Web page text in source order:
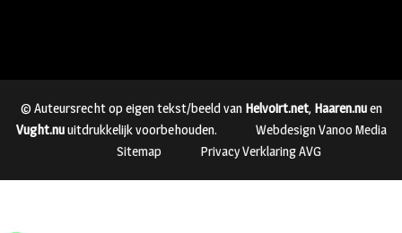
© Auteursrecht op eigen tekst/beeld van Helvoirt.net, Haaren.nuen
Vught.nuuitdrukkelijk voorbehouden.
Webdesign Vanoo Media
Sitemap
Privacy Verklaring AVG